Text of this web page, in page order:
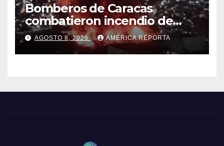
Bomberos de Caracas
combatieron incendio de
gran magnitud en zona
industrial de El Llanito
AGOSTO 8, 2026 AMÉRICA REPORTA